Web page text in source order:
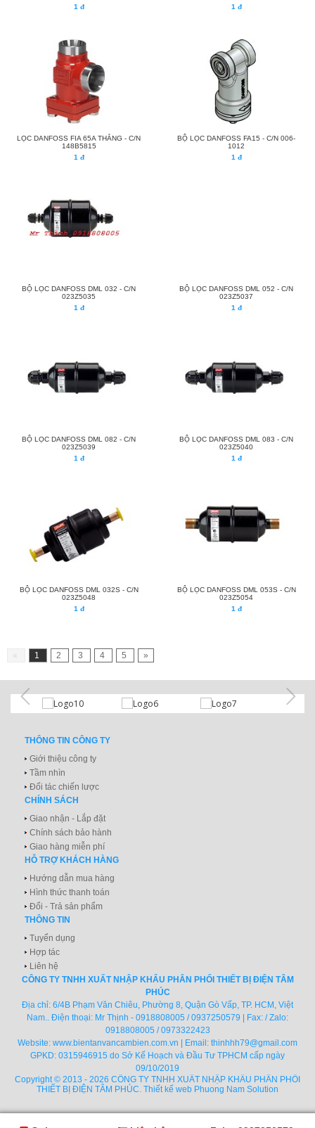
1 đ
1 đ
LỌC DANFOSS FIA 65A THẲNG - C/N
148B5815
1 đ
BỘ LỌC DANFOSS FA15 - C/N 006-
1012
1 đ
BỘ LỌC DANFOSS DML 032 - C/N
023Z5035
1 đ
BỘ LỌC DANFOSS DML 052 - C/N
023Z5037
1 đ
BỘ LỌC DANFOSS DML 082 - C/N
023Z5039
1 đ
BỘ LỌC DANFOSS DML 083 - C/N
023Z5040
1 đ
BỘ LỌC DANFOSS DML 032S - C/N
023Z5048
1 đ
BỘ LỌC DANFOSS DML 053S - C/N
023Z5054
1 đ
« 1 2 3 4 5 »
THÔNG TIN CÔNG TY
Giới thiệu công ty
Tầm nhìn
Đối tác chiến lược
CHÍNH SÁCH
Giao nhận - Lắp đặt
Chính sách bảo hành
Giao hàng miễn phí
HỖ TRỢ KHÁCH HÀNG
Hướng dẫn mua hàng
Hình thức thanh toán
Đổi - Trả sản phẩm
THÔNG TIN
Tuyển dụng
Hợp tác
Liên hệ
CÔNG TY TNHH XUẤT NHẬP KHẨU PHÂN PHỐI THIẾT BỊ ĐIỆN TÂM
PHÚC
Địa chỉ: 6/4B Phạm Văn Chiêu, Phường 8, Quận Gò Vấp, TP. HCM, Việt
Nam.. Điện thoại: Mr Thịnh - 0918808005 / 0937250579 | Fax: / Zalo:
0918808005 / 0973322423
Website: www.bientanvancambien.com.vn | Email: thinhhh79@gmail.com
GPKD: 0315946915 do Sở Kế Hoạch và Đầu Tư TPHCM cấp ngày
09/10/2019
Copyright © 2013 - 2026 CÔNG TY TNHH XUẤT NHẬP KHẨU PHÂN PHỐI
THIẾT BỊ ĐIỆN TÂM PHÚC. Thiết kế web Phuong Nam Solution